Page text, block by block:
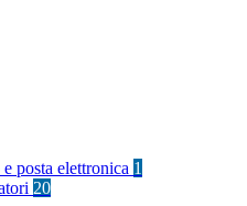
posta elettronica 1
20